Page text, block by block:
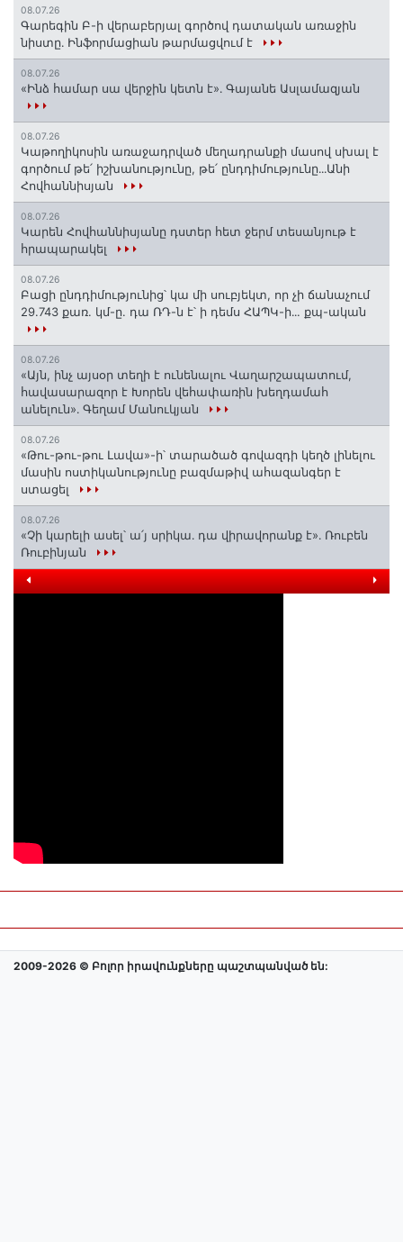
08.07.26
Գարեգին Բ-ի վերաբերյալ գործով դատական առաջին
նիստը․ Ինֆորմացիան թարմացվում է
08.07.26
«Ինձ համար սա վերջին կետն է»․ Գայանե Ասլամազյան
08.07.26
Կաթողիկոսին առաջադրված մեղադրանքի մասով սխալ է
գործում թե՛ իշխանությունը, թե՛ ընդդիմությունը․․․Անի
Հովհաննիսյան
08.07.26
Կարեն Հովհաննիսյանը դստեր հետ ջերմ տեսանյութ է
հրապարակել
08.07.26
Բացի ընդդիմությունից՝ կա մի սուբյեկտ, որ չի ճանաչում
29.743 քառ. կմ-ը. դա ՌԴ-ն է՝ ի դեմս ՀԱՊԿ-ի․․. քպ-ական
08.07.26
«Այն, ինչ այսօր տեղի է ունենալու Վաղարշապատում,
հավասարազոր է Խորեն վեհափառին խեղդամահ
անելուն»․ Գեղամ Մանուկյան
08.07.26
«Թու-թու-թու Լավա»-ի՝ տարածած գովազդի կեղծ լինելու
մասին ոստիկանությունը բազմաթիվ ահազանգեր է
ստացել
08.07.26
«Չի կարելի ասել՝ ա՛յ սրիկա․ դա վիրավորանք է»․ Ռուբեն
Ռուբինյան
2009-2026 © Բոլոր իրավունքները պաշտպանված են: